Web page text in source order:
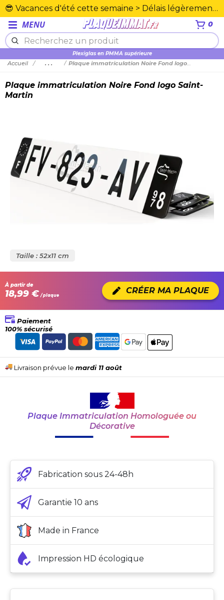
😎 Vacances d'été cette semaine > Délais légèrement rallongés. Merci☀️
MENU 0
Plexiglas en PMMA supérieure
Accueil ... Plaque immatriculation Noire Fond logo Saint-Martin
Plaque immatriculation Noire Fond logo Saint-
Martin
Taille : 52x11 cm
À partir de
18,99 € / plaque CRÉER MA PLAQUE
Paiement
100% sécurisé
Livraison prévue le mardi 11 août
Plaque Immatriculation Homologuée ou
Décorative
Fabrication sous 24-48h
Garantie 10 ans
Made in France
Impression HD écologique